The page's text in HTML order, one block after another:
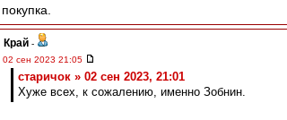
покупка.
Край -
02 сен 2023 21:05
старичок » 02 сен 2023, 21:01
Хуже всех, к сожалению, именно Зобнин.